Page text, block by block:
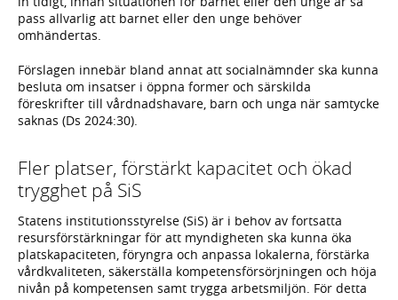
pass allvarlig att barnet eller den unge behöver
omhändertas.
Förslagen innebär bland annat att socialnämnder ska kunna
besluta om insatser i öppna former och särskilda
föreskrifter till vårdnadshavare, barn och unga när samtycke
saknas (Ds 2024:30).
Fler platser, förstärkt kapacitet och ökad
trygghet på SiS
Statens institutionsstyrelse (SiS) är i behov av fortsatta
resursförstärkningar för att myndigheten ska kunna öka
platskapaciteten, föryngra och anpassa lokalerna, förstärka
vårdkvaliteten, säkerställa kompetensförsörjningen och höja
nivån på kompetensen samt trygga arbetsmiljön. För detta